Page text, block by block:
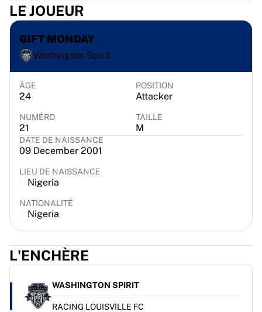
Beşiktaş Gain
Fenerbahçe Basket-ball
Slovénie
Virtus Bologna
Guerri Napoli
Cyclisme
Soudal Quick Step
Netcompany INEOS
EF Education
Voir tout le cyclisme
France Rugby
Gloucester Rugby
Bath Rugby
ASM Clermont Auvergne
Harlequins
Cricket
England Cricket
LE JOUEUR
GIFT MONDAY
Washington Spirit
ÂGE
24
POSITION
Attacker
NUMÉRO
21
TAILLE
M
DATE DE NAISSANCE
09 December 2001
LIEU DE NAISSANCE
Nigeria
NATIONALITÉ
Nigeria
L'ENCHÈRE
WASHINGTON SPIRIT
RACING LOUISVILLE FC